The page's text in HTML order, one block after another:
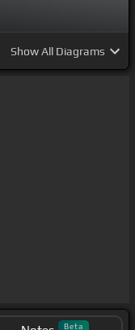
ShowAll Diagrams
Beta